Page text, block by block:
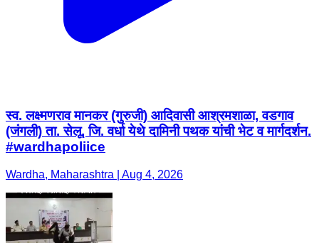
स्व. लक्ष्मणराव मानकर (गुरुजी) आदिवासी आश्रमशाळा, वडगाव
(जंगली) ता. सेलू, जि. वर्धा येथे दामिनी पथक यांची भेट व मार्गदर्शन.
#wardhapoliice
Wardha, Maharashtra | Aug 4, 2026